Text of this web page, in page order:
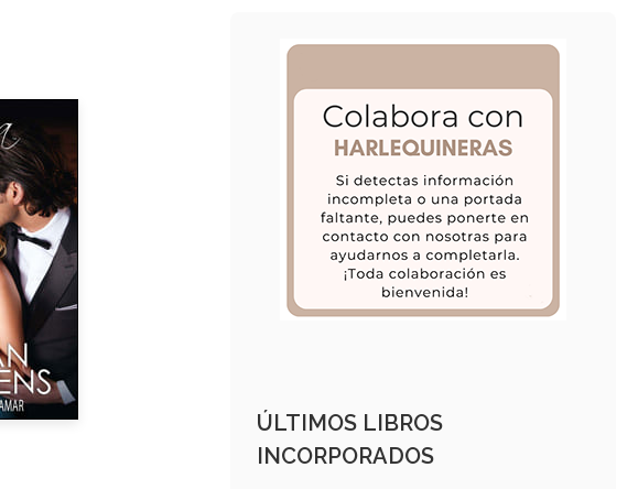
ÚLTIMOS LIBROS
INCORPORADOS